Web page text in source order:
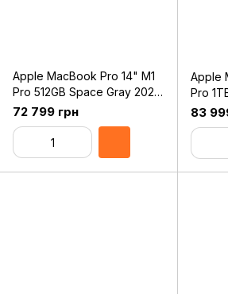
Apple MacBook Pro 14" M1
Pro 512GB Space Gray 2021
(MKGP3)
72 799 грн
Apple
Pro
83